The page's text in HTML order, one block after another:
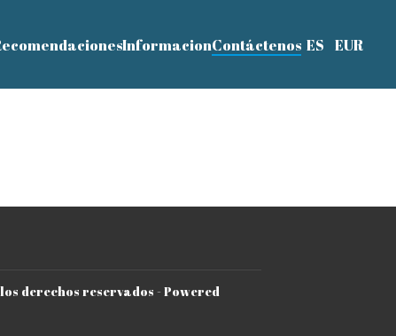
InformacionContáctenos ES EUR
derechos reservados - Powered